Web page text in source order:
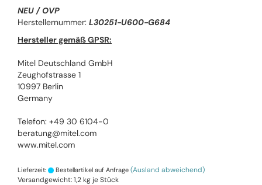
NEU / OVP
Herstellernummer: L30251-U600-G684
Hersteller gemäß GPSR:
Mitel Deutschland GmbH
Zeughofstrasse 1
10997 Berlin
Germany
Telefon: +49 30 6104-0
beratung@mitel.com
www.mitel.com
Lieferzeit: Bestellartikel auf Anfrage (Ausland abweichend)
Versandgewicht:1,2kg je Stück